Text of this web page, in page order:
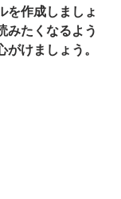
を作成しましょ
みたくなるよう
けましょう。